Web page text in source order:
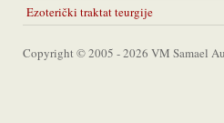
Ezoterički traktat teurgije
Copyright © 2005 - 2026 VM Samael